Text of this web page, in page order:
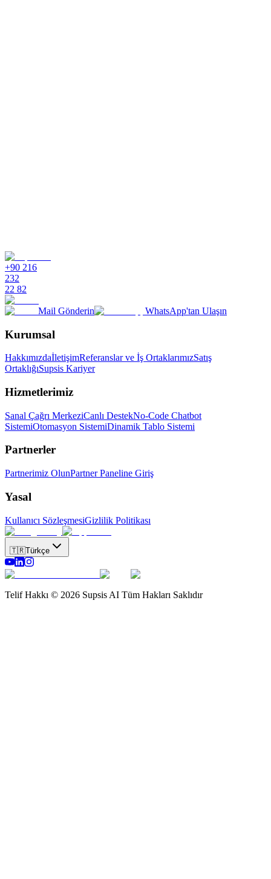
+90 216
232
22 82
Mail Gönderin WhatsApp'tan Ulaşın
Kurumsal
HakkımızdaİletişimReferanslar ve İş OrtaklarımızSatış
OrtaklığıSupsis Kariyer
Hizmetlerimiz
Sanal Çağrı MerkeziCanlı DestekNo-Code Chatbot
SistemiOtomasyon SistemiDinamik Tablo Sistemi
Partnerler
Partnerimiz OlunPartner Paneline Giriş
Yasal
Kullanıcı SözleşmesiGizlilik Politikası
🇹🇷Türkçe
Telif Hakkı © 2026 Supsis AI Tüm Hakları Saklıdır